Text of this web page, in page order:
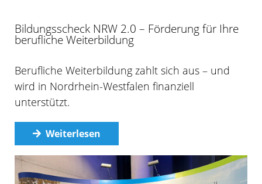
Bildungsscheck NRW 2.0 – Förderung für Ihre
berufliche Weiterbildung
Berufliche Weiterbildung zahlt sich aus – und
wird in Nordrhein-Westfalen finanziell
unterstützt.
Weiterlesen